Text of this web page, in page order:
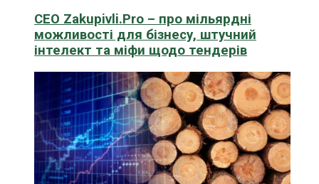
CEO Zakupivli.Pro – про мільярдні
можливості для бізнесу, штучний
інтелект та міфи щодо тендерів